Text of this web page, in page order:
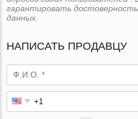
гарантировать
данных.
НАПИСАТЬ ПРОДАВЦУ